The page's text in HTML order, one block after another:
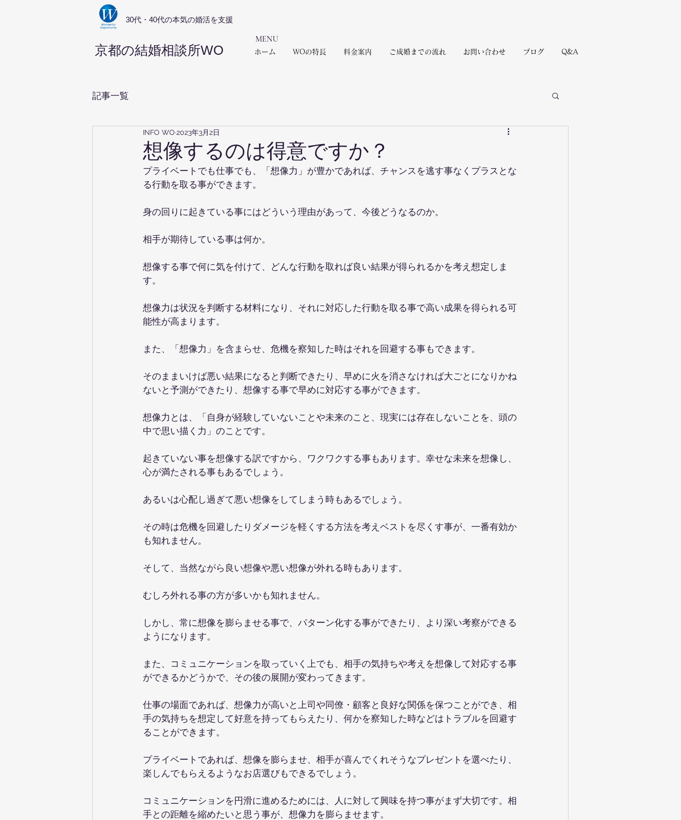
​30代・40代の本気の婚活を支援
​MENU
京都の結婚相談所WO ホーム WOの特長 料金案内 ご成婚までの流れ お問い合わせ ブログ Q&A
記事一覧
想像するのは得意ですか？
INFO WO 2023年3月2日
プライベートでも仕事でも、「想像力」が豊かであれば、チャンスを逃す事なくプラスとな
る行動を取る事ができます。
身の回りに起きている事にはどういう理由があって、今後どうなるのか。
相手が期待している事は何か。
想像する事で何に気を付けて、どんな行動を取れば良い結果が得られるかを考え想定しま
す。
想像力は状況を判断する材料になり、それに対応した行動を取る事で高い成果を得られる可
能性が高まります。
また、「想像力」を含まらせ、危機を察知した時はそれを回避する事もできます。
そのままいけば悪い結果になると判断できたり、早めに火を消さなければ大ごとになりかね
ないと予測ができたり、想像する事で早めに対応する事ができます。
想像力とは、「自身が経験していないことや未来のこと、現実には存在しないことを、頭の
中で思い描く力」のことです。
起きていない事を想像する訳ですから、ワクワクする事もあります。幸せな未来を想像し、
心が満たされる事もあるでしょう。
あるいは心配し過ぎて悪い想像をしてしまう時もあるでしょう。
その時は危機を回避したりダメージを軽くする方法を考えベストを尽くす事が、一番有効か
も知れません。
そして、当然ながら良い想像や悪い想像が外れる時もあります。
むしろ外れる事の方が多いかも知れません。
しかし、常に想像を膨らませる事で、パターン化する事ができたり、より深い考察ができる
ようになります。
また、コミュニケーションを取っていく上でも、相手の気持ちや考えを想像して対応する事
ができるかどうかで、その後の展開が変わってきます。
仕事の場面であれば、想像力が高いと上司や同僚・顧客と良好な関係を保つことができ、相
手の気持ちを想定して好意を持ってもらえたり、何かを察知した時などはトラブルを回避す
ることができます。
プライベートであれば、想像を膨らませ、相手が喜んでくれそうなプレゼントを選べたり、
楽しんでもらえるようなお店選びもできるでしょう。
コミュニケーションを円滑に進めるためには、人に対して興味を持つ事がまず大切です。相
手との距離を縮めたいと思う事が、想像力を膨らませます。